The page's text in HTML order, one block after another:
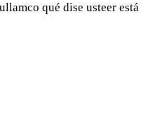
qué dise usteer está